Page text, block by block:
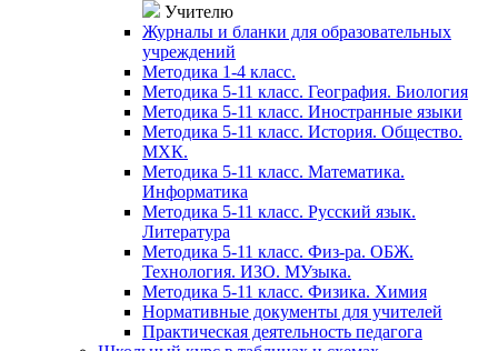
Учителю
Журналы и бланки для образовательных
учреждений
Методика 1-4 класс.
Методика 5-11 класс. География. Биология
Методика 5-11 класс. Иностранные языки
Методика 5-11 класс. История. Общество.
МХК.
Методика 5-11 класс. Математика.
Информатика
Методика 5-11 класс. Русский язык.
Литература
Методика 5-11 класс. Физ-ра. ОБЖ.
Технология. ИЗО. МУзыка.
Методика 5-11 класс. Физика. Химия
Нормативные документы для учителей
Практическая деятельность педагога